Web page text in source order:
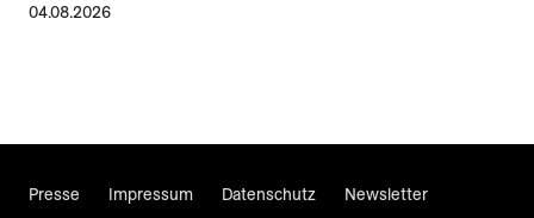
04.08.2026
Presse Impressum Datenschutz Newsletter